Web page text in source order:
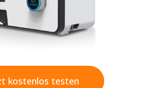
kostenlos testen